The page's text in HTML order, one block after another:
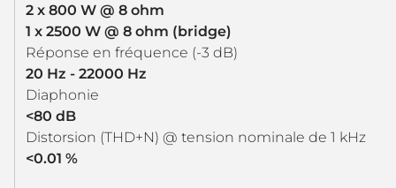
2 x 800 W @ 8 ohm
1 x 2500 W @ 8 ohm (bridge)
Réponse en fréquence (-3 dB)
20 Hz - 22000 Hz
Diaphonie
<80 dB
Distorsion (THD+N) @ tension nominale de 1 kHz
<0.01 %